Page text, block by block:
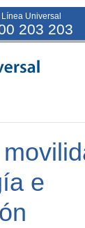
Línea Universal
203 203
e